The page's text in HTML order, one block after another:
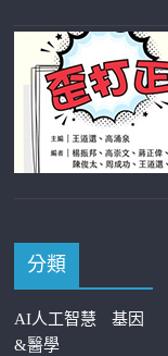
分類
AI人工智慧
基因
&醫學